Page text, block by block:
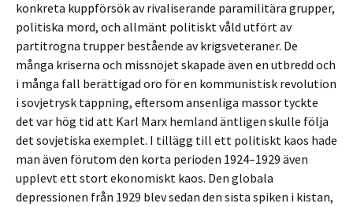
konkreta kuppförsök av rivaliserande paramilitära grupper,
politiska mord, och allmänt politiskt våld utfört av
partitrogna trupper bestående av krigsveteraner. De
många kriserna och missnöjet skapade även en utbredd och
i många fall berättigad oro för en kommunistisk revolution
i sovjetrysk tappning, eftersom ansenliga massor tyckte
det var hög tid att Karl Marx hemland äntligen skulle följa
det sovjetiska exemplet. I tillägg till ett politiskt kaos hade
man även förutom den korta perioden 1924–1929 även
upplevt ett stort ekonomiskt kaos. Den globala
depressionen från 1929 blev sedan den sista spiken i kistan,